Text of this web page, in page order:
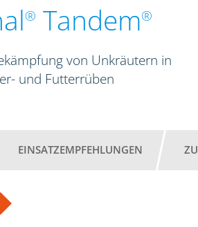
® Tandem®
von Unkräutern in
und Futterrüben
EINSATZEMPFEHLUNGEN